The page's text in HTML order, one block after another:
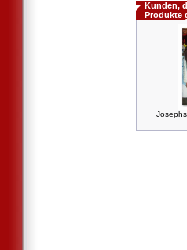
Kunden,
Produkte